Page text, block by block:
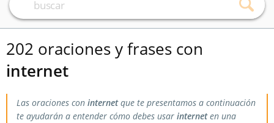
202 oraciones y frases con
internet
Las oraciones con internetque te presentamos a continuación
te ayudarán a entender cómo debes usar interneten una